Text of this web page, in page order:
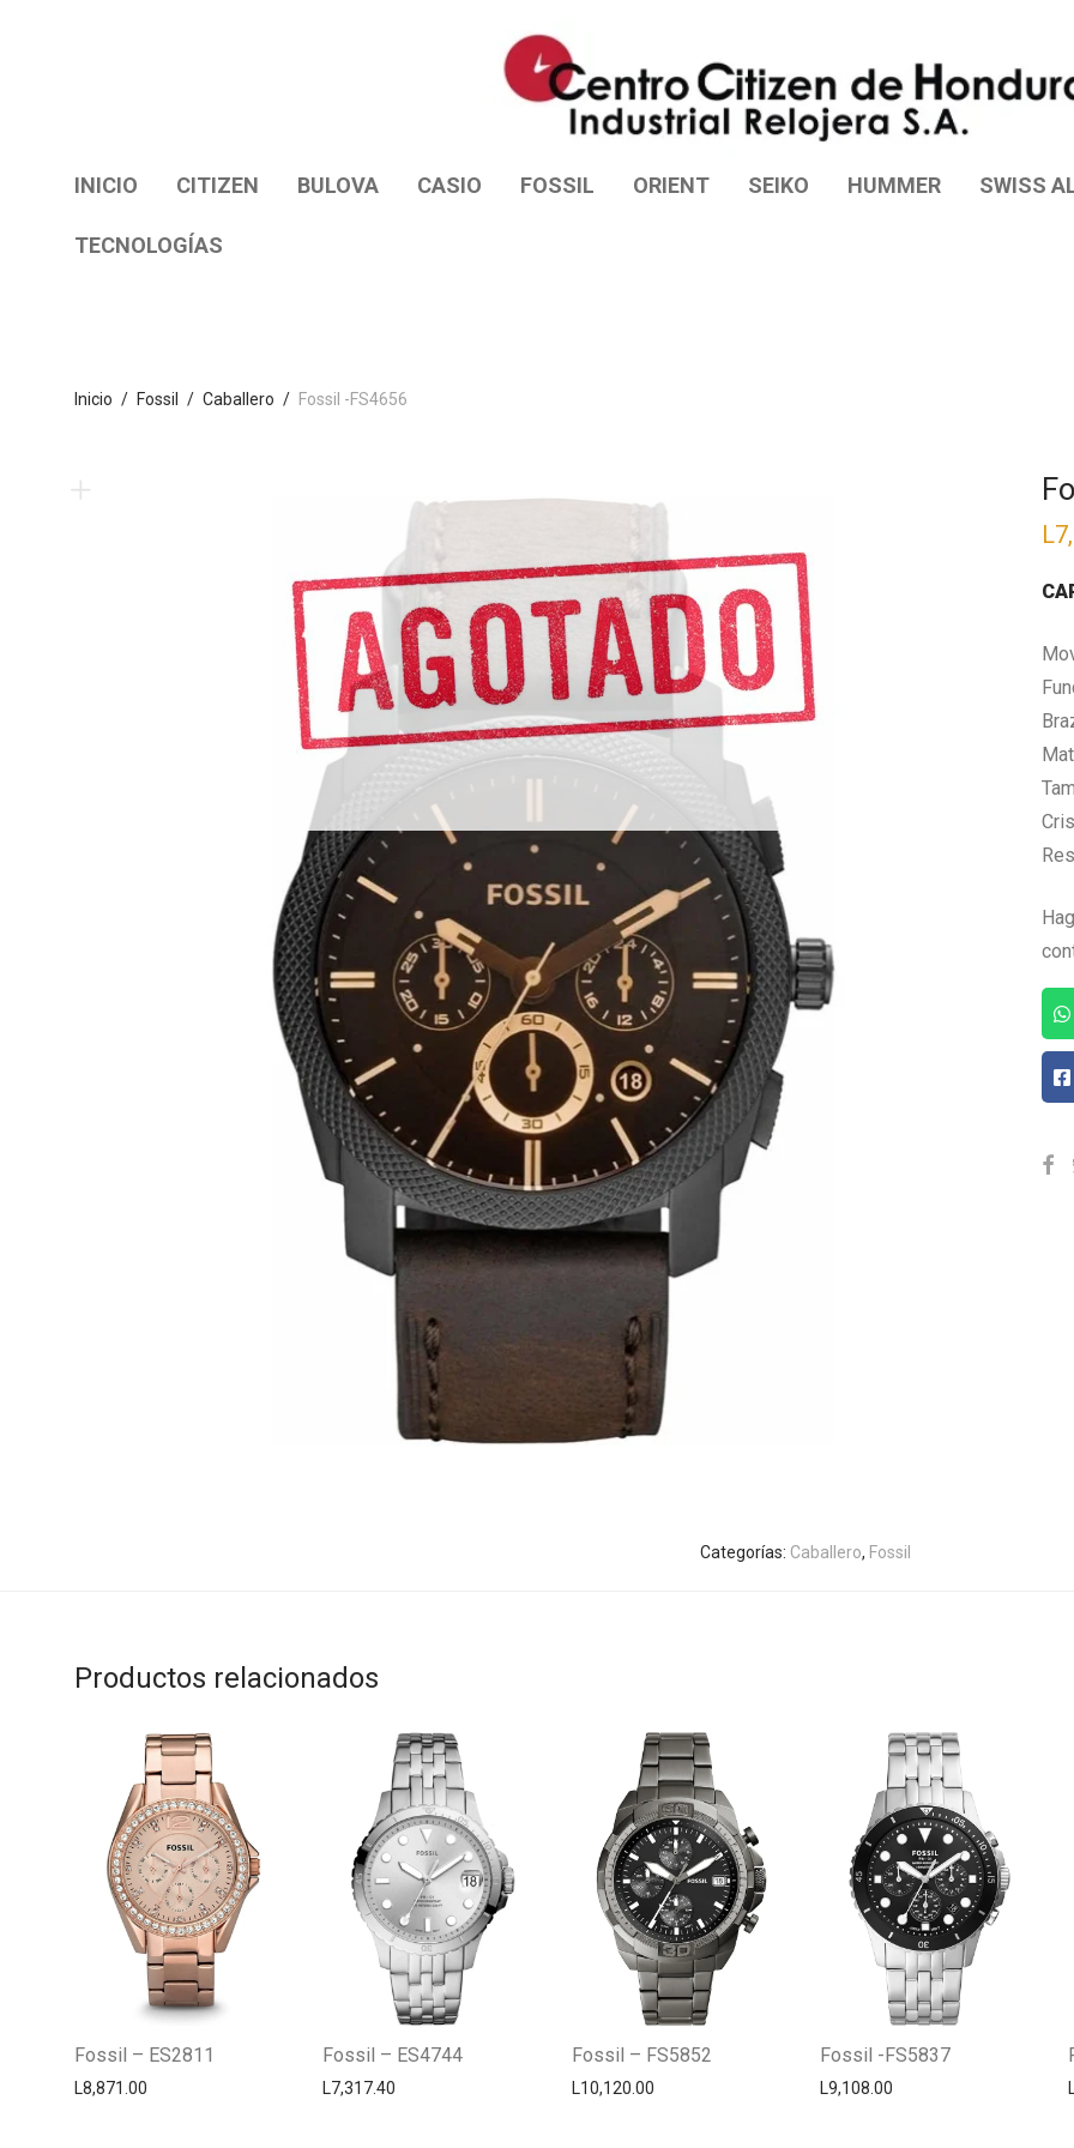
INICIO CITIZEN BULOVA CASIO FOSSIL ORIENT SEIKO HUMMER SWISS
TECNOLOGÍAS
Inicio / Fossil / Caballero / Fossil -FS4656
L
Categorías: Caballero, Fossil
Productos relacionados
Fossil – ES2811
L8,871.00
Fossil – ES4744
L7,317.40
Fossil – FS5852
L10,120.00
Fossil -FS5837
L9,108.00